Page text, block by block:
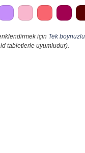
için Tek boynuzlu
tabletlerle uyumludur).